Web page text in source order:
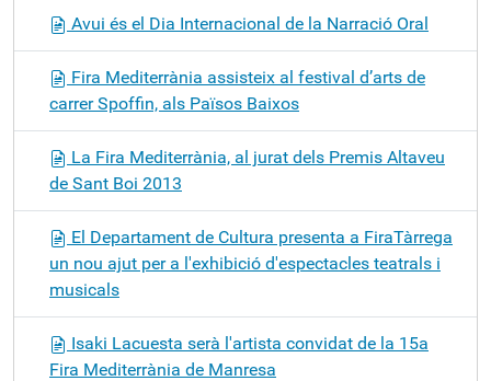
Avui és el Dia Internacional de la Narració Oral
Fira Mediterrània assisteix al festival d’arts de
carrer Spoffin, als Països Baixos
La Fira Mediterrània, al jurat dels Premis Altaveu
de Sant Boi 2013
El Departament de Cultura presenta a FiraTàrrega
un nou ajut per a l'exhibició d'espectacles teatrals i
musicals
Isaki Lacuesta serà l'artista convidat de la 15a
Fira Mediterrània de Manresa